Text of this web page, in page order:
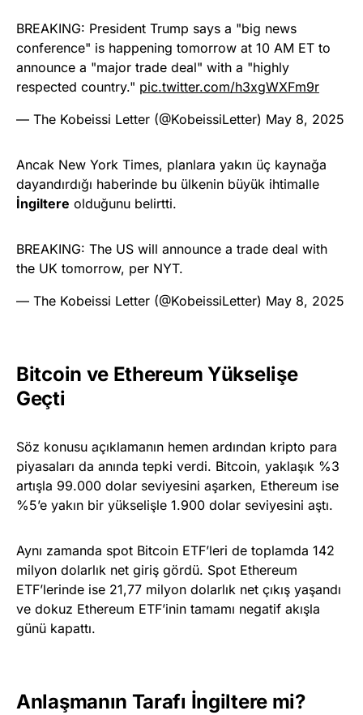
BREAKING: President Trump says a "big news
conference" is happening tomorrow at 10 AM ET to
announce a "major trade deal" with a "highly
respected country." pic.twitter.com/h3xgWXFm9r
— The Kobeissi Letter (@KobeissiLetter) May 8, 2025
Ancak New York Times, planlara yakın üç kaynağa
dayandırdığı haberinde bu ülkenin büyük ihtimalle
İngiltere olduğunu belirtti.
BREAKING: The US will announce a trade deal with
the UK tomorrow, per NYT.
— The Kobeissi Letter (@KobeissiLetter) May 8, 2025
Bitcoin ve Ethereum Yükselişe
Geçti
Söz konusu açıklamanın hemen ardından kripto para
piyasaları da anında tepki verdi. Bitcoin, yaklaşık %3
artışla 99.000 dolar seviyesini aşarken, Ethereum ise
%5’e yakın bir yükselişle 1.900 dolar seviyesini aştı.
Aynı zamanda spot Bitcoin ETF’leri de toplamda 142
milyon dolarlık net giriş gördü. Spot Ethereum
ETF’lerinde ise 21,77 milyon dolarlık net çıkış yaşandı
ve dokuz Ethereum ETF’inin tamamı negatif akışla
günü kapattı.
Anlaşmanın Tarafı İngiltere mi?